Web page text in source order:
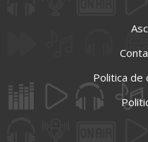
Politica de